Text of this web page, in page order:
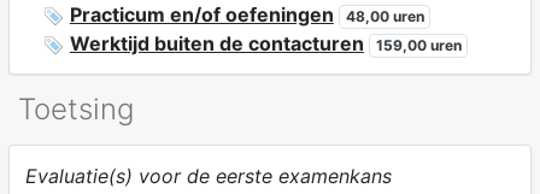
Practicum en/of oefeningen 48,00 uren
Werktijd buiten de contacturen 159,00 uren
Toetsing
Evaluatie(s) voor de eerste examenkans